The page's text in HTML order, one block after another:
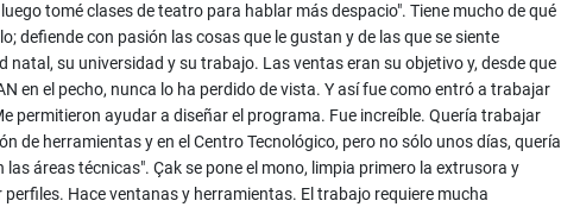
tomé clases de teatro para hablar más despacio". Tiene mucho de qué
defiende con pasión las cosas que le gustan y de las que se siente
natal, su universidad y su trabajo. Las ventas eran su objetivo y, desde que
en el pecho, nunca lo ha perdido de vista. Y así fue como entró a trabajar
permitieron ayudar a diseñar el programa. Fue increíble. Quería trabajar
de herramientas y en el Centro Tecnológico, pero no sólo unos días, quería
las áreas técnicas". Çak se pone el mono, limpia primero la extrusora y
perfiles. Hace ventanas y herramientas. El trabajo requiere mucha